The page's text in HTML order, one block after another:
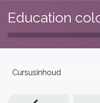
Education
Cursusinhoud